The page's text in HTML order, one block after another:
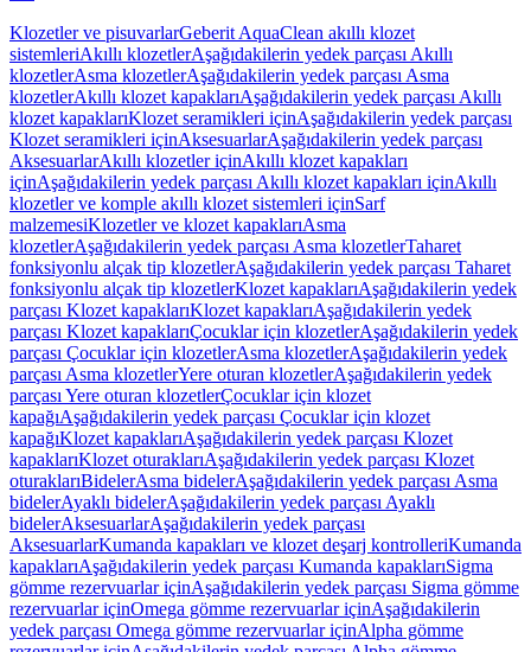
Klozetler ve pisuvarlarGeberit AquaClean akıllı klozet
sistemleriAkıllı klozetlerAşağıdakilerin yedek parçası Akıllı
klozetlerAsma klozetlerAşağıdakilerin yedek parçası Asma
klozetlerAkıllı klozet kapaklarıAşağıdakilerin yedek parçası Akıllı
klozet kapaklarıKlozet seramikleri içinAşağıdakilerin yedek parçası
Klozet seramikleri içinAksesuarlarAşağıdakilerin yedek parçası
AksesuarlarAkıllı klozetler içinAkıllı klozet kapakları
içinAşağıdakilerin yedek parçası Akıllı klozet kapakları içinAkıllı
klozetler ve komple akıllı klozet sistemleri içinSarf
malzemesiKlozetler ve klozet kapaklarıAsma
klozetlerAşağıdakilerin yedek parçası Asma klozetlerTaharet
fonksiyonlu alçak tip klozetlerAşağıdakilerin yedek parçası Taharet
fonksiyonlu alçak tip klozetlerKlozet kapaklarıAşağıdakilerin yedek
parçası Klozet kapaklarıKlozet kapaklarıAşağıdakilerin yedek
parçası Klozet kapaklarıÇocuklar için klozetlerAşağıdakilerin yedek
parçası Çocuklar için klozetlerAsma klozetlerAşağıdakilerin yedek
parçası Asma klozetlerYere oturan klozetlerAşağıdakilerin yedek
parçası Yere oturan klozetlerÇocuklar için klozet
kapağıAşağıdakilerin yedek parçası Çocuklar için klozet
kapağıKlozet kapaklarıAşağıdakilerin yedek parçası Klozet
kapaklarıKlozet oturaklarıAşağıdakilerin yedek parçası Klozet
oturaklarıBidelerAsma bidelerAşağıdakilerin yedek parçası Asma
bidelerAyaklı bidelerAşağıdakilerin yedek parçası Ayaklı
bidelerAksesuarlarAşağıdakilerin yedek parçası
AksesuarlarKumanda kapakları ve klozet deşarj kontrolleriKumanda
kapaklarıAşağıdakilerin yedek parçası Kumanda kapaklarıSigma
gömme rezervuarlar içinAşağıdakilerin yedek parçası Sigma gömme
rezervuarlar içinOmega gömme rezervuarlar içinAşağıdakilerin
yedek parçası Omega gömme rezervuarlar içinAlpha gömme